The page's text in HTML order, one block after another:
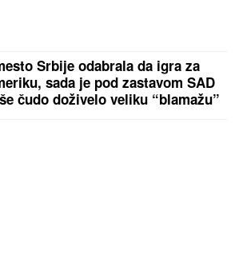
Srbije odabrala da igra za
sada je pod zastavom SAD
čudo doživelo veliku “blamažu”